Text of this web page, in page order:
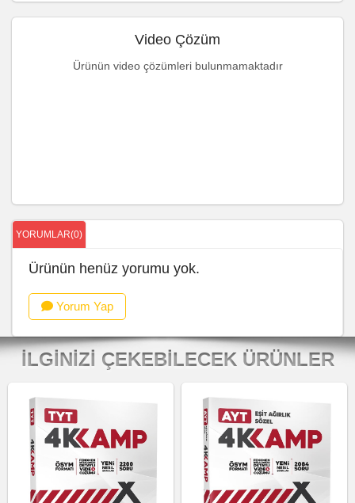
Video Çözüm
Ürünün video çözümleri bulunmamaktadır
YORUMLAR(0)
Ürünün henüz yorumu yok.
Yorum Yap
İLGINIZI ÇEKEBILECEK ÜRÜNLER